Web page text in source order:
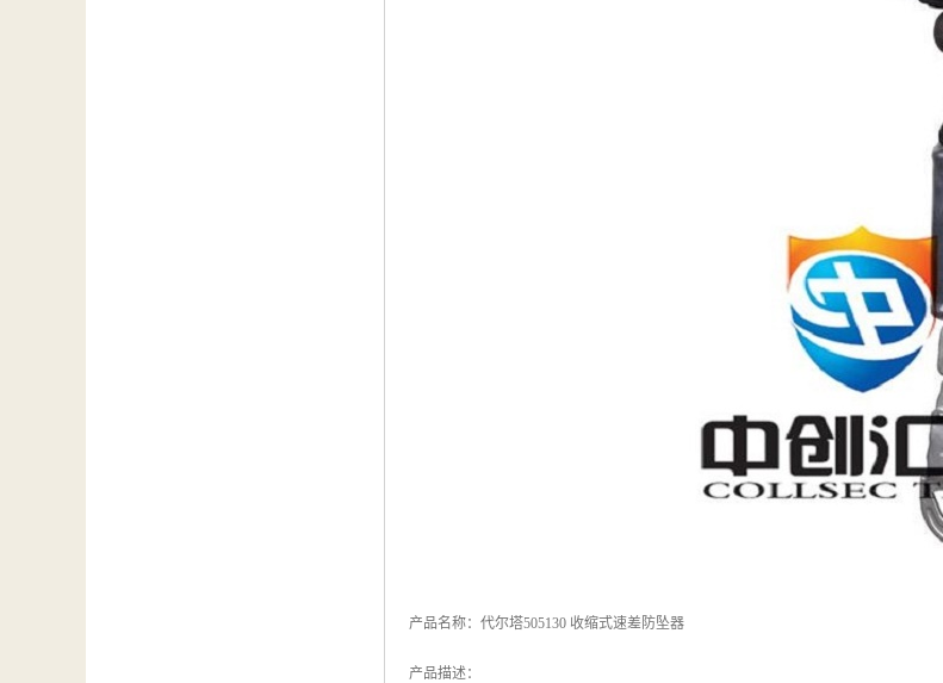
产品名称：代尔塔505130 收缩式速差防坠器
产品描述：